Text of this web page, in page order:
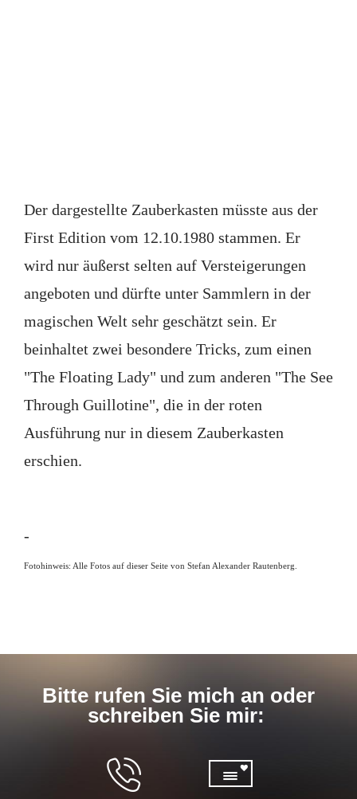
Der dargestellte Zauberkasten müsste aus der
First Edition vom 12.10.1980 stammen. Er
wird nur äußerst selten auf Versteigerungen
angeboten und dürfte unter Sammlern in der
magischen Welt sehr geschätzt sein. Er
beinhaltet zwei besondere Tricks, zum einen
"The Floating Lady" und zum anderen "The See
Through Guillotine", die in der roten
Ausführung nur in diesem Zauberkasten
erschien.
-
Fotohinweis: Alle Fotos auf dieser Seite von Stefan Alexander Rautenberg.
Bitte rufen Sie mich an oder
schreiben Sie mir: